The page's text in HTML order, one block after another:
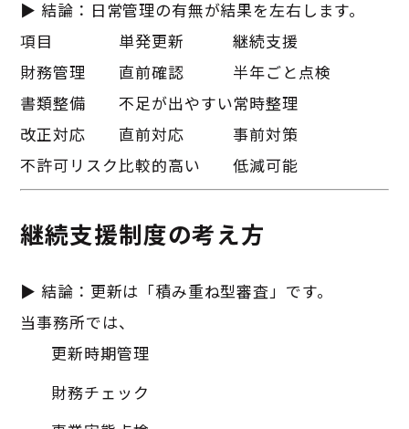
▶ 結論：日常管理の有無が結果を左右します。
項目
単発更新
継続支援
財務管理
直前確認
半年ごと点検
書類整備
不足が出やすい常時整理
改正対応
直前対応
事前対策
不許可リスク比較的高い 低減可能
継続支援制度の考え方
▶ 結論：更新は「積み重ね型審査」です。
当事務所では、
更新時期管理
財務チェック